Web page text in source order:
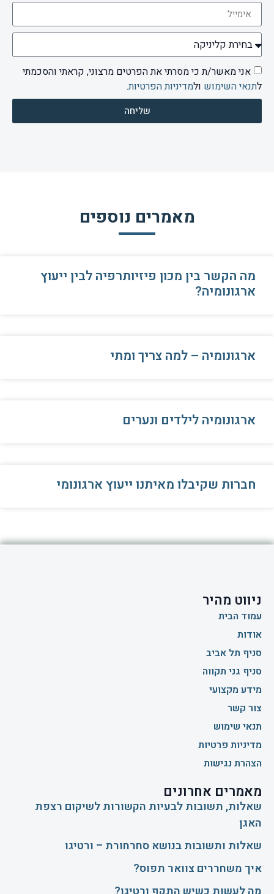
אני מאשר/ת כי מסרתי את הפרטים מרצוני, קראתי והסכמתי
לתנאי השימוש ולמדיניות הפרטיות.
שליחה
מאמרים נוספים
מה הקשר בין מכון פיזיותרפיה לבין ייעוץ
ארגונומיה?
ארגונומיה – למה צריך ומתי
ארגונומיה לילדים ונערים
חברות שקיבלו מאיתנו ייעוץ ארגונומי
ניווט מהיר
עמוד הבית
אודות
סניף תל אביב
סניף גני תקווה
מידע מקצועי
צור קשר
תנאי שימוש
מדיניות פרטיות
הצהרת נגישות
מאמרים אחרונים
שאלות, תשובות לבעיות הקשורות לשיקום רצפת
האגן
שאלות ותשובות בנושא סחרחורת – ורטיגו
איך משחררים צוואר תפוס?